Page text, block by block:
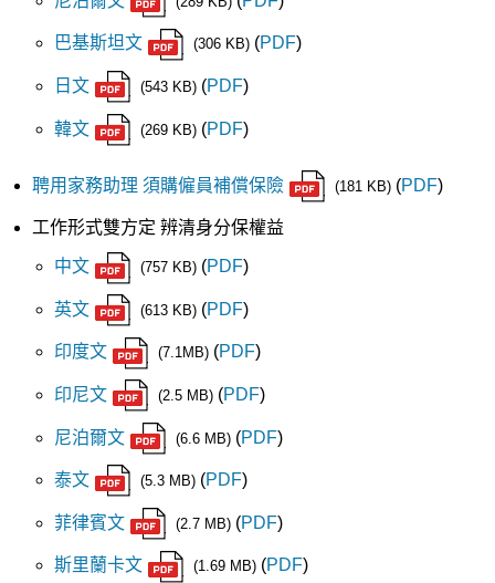
巴基斯坦文 (306 KB)(PDF)
日文 (543 KB)(PDF)
韓文 (269 KB)(PDF)
聘用家務助理 須購僱員補償保險 (181 KB) (PDF)
工作形式雙方定 辨清身分保權益
中文 (757 KB) (PDF)
英文 (613 KB) (PDF)
印度文 (7.1MB) (PDF)
印尼文 (2.5 MB)(PDF)
尼泊爾文 (6.6 MB) (PDF)
泰文 (5.3 MB) (PDF)
菲律賓文 (2.7 MB) (PDF)
斯里蘭卡文 (1.69 MB) (PDF)